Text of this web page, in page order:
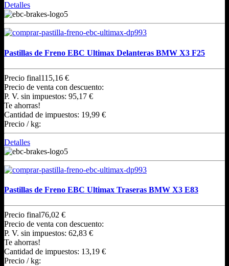
Detalles
Pastillas de Freno EBC Ultimax Delanteras BMW X3 F25
Precio final115,16 €
Precio de venta con descuento:
P. V. sin impuestos: 95,17 €
Te ahorras!
Cantidad de impuestos: 19,99 €
Precio / kg:
Detalles
Pastillas de Freno EBC Ultimax Traseras BMW X3 E83
Precio final76,02 €
Precio de venta con descuento:
P. V. sin impuestos: 62,83 €
Te ahorras!
Cantidad de impuestos: 13,19 €
Precio / kg: